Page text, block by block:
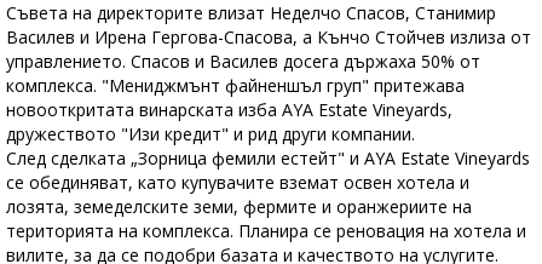
Съвета на директорите влизат Неделчо Спасов, Станимир
Василев и Ирена Гергова-Спасова, а Кънчо Стойчев излиза от
управлението. Спасов и Василев досега държаха 50% от
комплекса. "Мениджмънт файненшъл груп" притежава
новооткритата винарската изба AYA Estate Vineyards,
дружеството "Изи кредит" и рид други компании.
След сделката „Зорница фемили естейт" и AYA Estate Vineyards
се обединяват, като купувачите вземат освен хотела и
лозята, земеделските земи, фермите и оранжериите на
територията на комплекса. Планира се реновация на хотела и
вилите, за да се подобри базата и качеството на услугите.